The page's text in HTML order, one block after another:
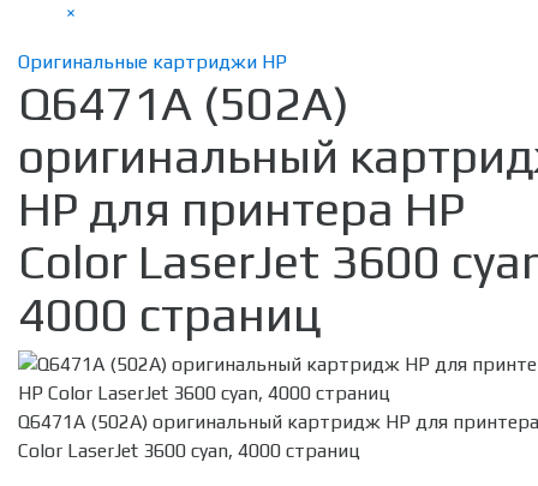
×
Оригинальные картриджи HP
Q6471A (502A)
оригинальный
HP для принтера HP
Color LaserJet 3600
4000 страниц
Q6471A (502A) оригинальный картридж HP для
Color LaserJet 3600 cyan, 4000 страниц